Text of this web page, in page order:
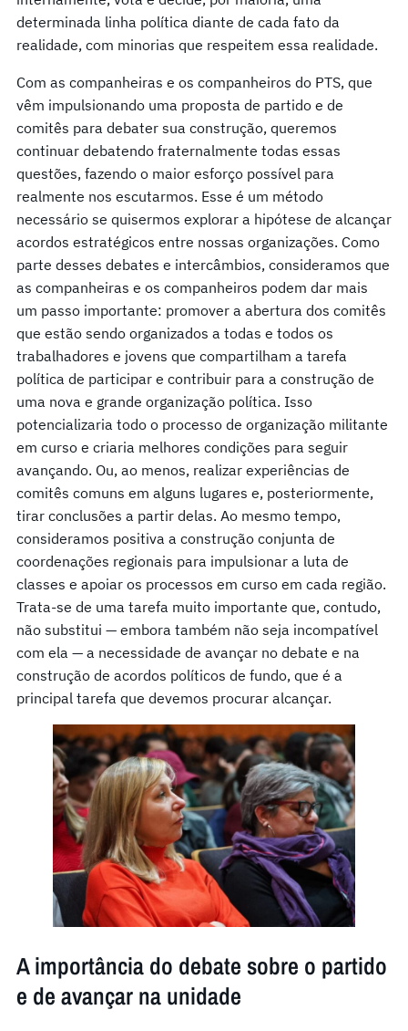
determinada linha política diante de cada fato da
realidade, com minorias que respeitem essa realidade.
Com as companheiras e os companheiros do PTS, que
vêm impulsionando uma proposta de partido e de
comitês para debater sua construção, queremos
continuar debatendo fraternalmente todas essas
questões, fazendo o maior esforço possível para
realmente nos escutarmos. Esse é um método
necessário se quisermos explorar a hipótese de alcançar
acordos estratégicos entre nossas organizações. Como
parte desses debates e intercâmbios, consideramos que
as companheiras e os companheiros podem dar mais
um passo importante: promover a abertura dos comitês
que estão sendo organizados a todas e todos os
trabalhadores e jovens que compartilham a tarefa
política de participar e contribuir para a construção de
uma nova e grande organização política. Isso
potencializaria todo o processo de organização militante
em curso e criaria melhores condições para seguir
avançando. Ou, ao menos, realizar experiências de
comitês comuns em alguns lugares e, posteriormente,
tirar conclusões a partir delas. Ao mesmo tempo,
consideramos positiva a construção conjunta de
coordenações regionais para impulsionar a luta de
classes e apoiar os processos em curso em cada região.
Trata-se de uma tarefa muito importante que, contudo,
não substitui — embora também não seja incompatível
com ela — a necessidade de avançar no debate e na
construção de acordos políticos de fundo, que é a
principal tarefa que devemos procurar alcançar.
A importância do debate sobre o partido
e de avançar na unidade